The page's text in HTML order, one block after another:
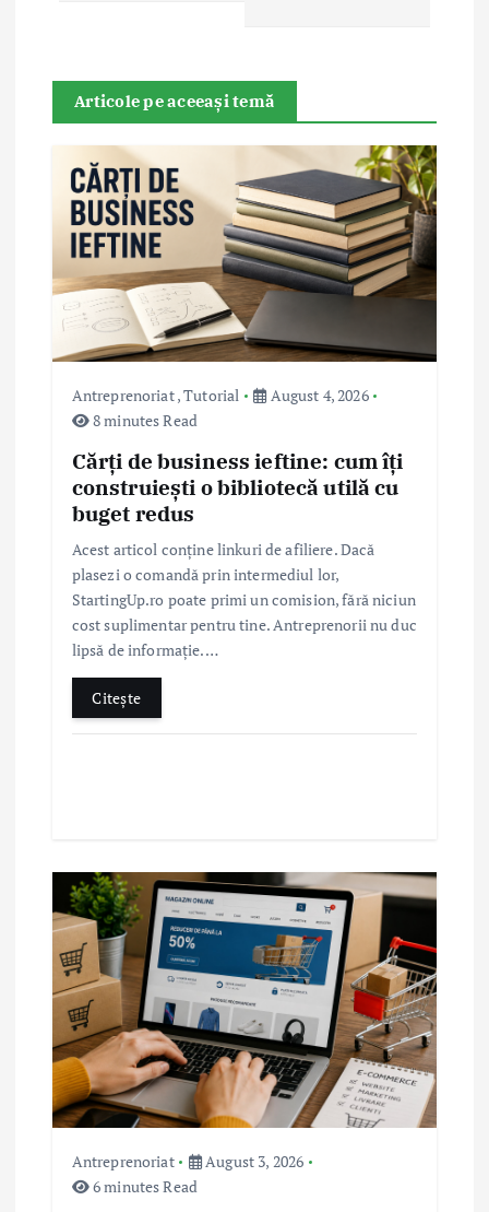
g
a
Articole pe aceeași temă
Antreprenoriat,Tutorial
August 4, 2026
8 minutes Read
Cărți de business ieftine: cum îți
construiești o bibliotecă utilă cu
buget redus
Acest articol conține linkuri de afiliere. Dacă
plasezi o comandă prin intermediul lor,
StartingUp.ro poate primi un comision, fără niciun
cost suplimentar pentru tine. Antreprenorii nu duc
lipsă de informație.…
Citește
Antreprenoriat
August 3, 2026
6 minutes Read